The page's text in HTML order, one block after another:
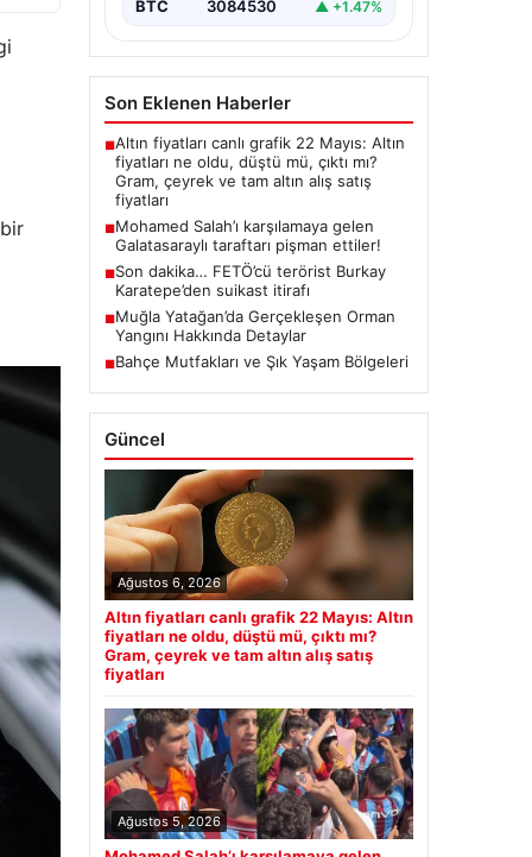
BTC 3084530 ▲ +1.47%
Son Eklenen Haberler
■Altın fiyatları canlı grafik 22 Mayıs: Altın
fiyatları ne oldu, düştü mü, çıktı mı?
Gram, çeyrek ve tam altın alış satış
fiyatları
■Mohamed Salah’ı karşılamaya gelen
Galatasaraylı taraftarı pişman ettiler!
■Son dakika… FETÖ’cü terörist Burkay
Karatepe’den suikast itirafı
■Muğla Yatağan’da Gerçekleşen Orman
Yangını Hakkında Detaylar
■Bahçe Mutfakları ve Şık Yaşam Bölgeleri
Güncel
Ağustos 6, 2026
Altın fiyatları canlı grafik 22 Mayıs: Altın
fiyatları ne oldu, düştü mü, çıktı mı?
Gram, çeyrek ve tam altın alış satış
fiyatları
Ağustos 5, 2026